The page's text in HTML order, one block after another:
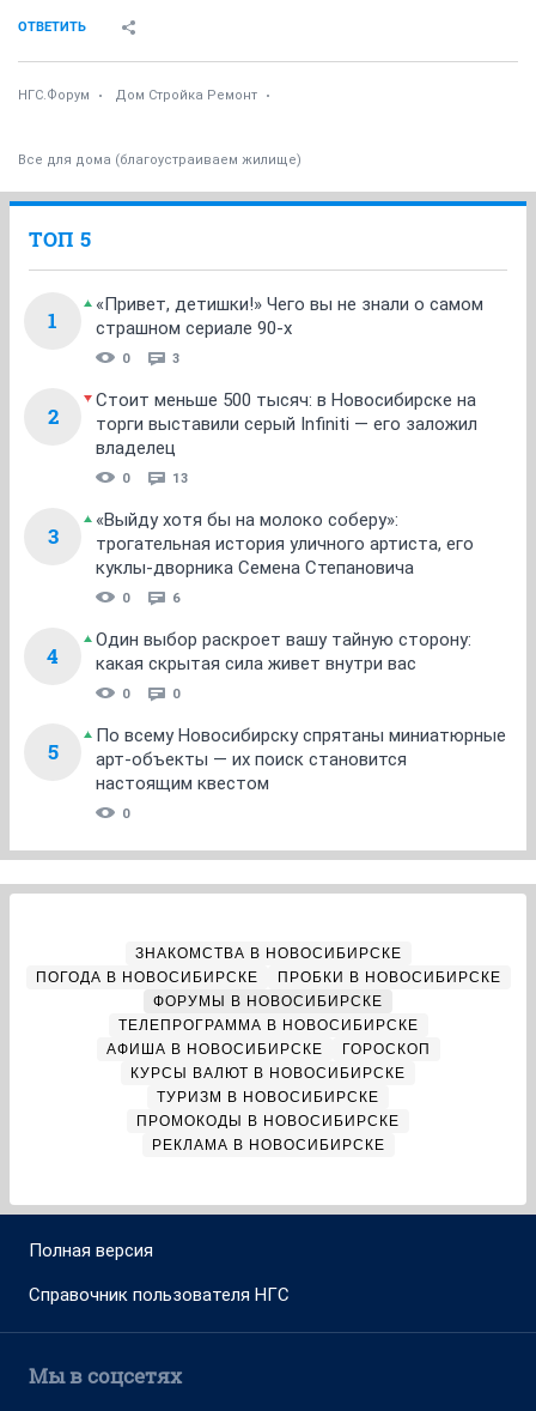
ОТВЕТИТЬ
НГС.Форум Дом Стройка Ремонт
Все для дома (благоустраиваем жилище)
ТОП 5
1
«Привет, детишки!» Чего вы не знали о самом
страшном сериале 90-х
0 3
2
Стоит меньше 500 тысяч: в Новосибирске на
торги выставили серый Infiniti — его заложил
владелец
0 13
3
«Выйду хотя бы на молоко соберу»:
трогательная история уличного артиста, его
куклы-дворника Семена Степановича
0 6
4
Один выбор раскроет вашу тайную сторону:
какая скрытая сила живет внутри вас
0 0
5
По всему Новосибирску спрятаны миниатюрные
арт-объекты — их поиск становится
настоящим квестом
0
ЗНАКОМСТВА В НОВОСИБИРСКЕ
ПОГОДА В НОВОСИБИРСКЕ
ПРОБКИ В НОВОСИБИРСКЕ
ФОРУМЫ В НОВОСИБИРСКЕ
ТЕЛЕПРОГРАММА В НОВОСИБИРСКЕ
АФИША В НОВОСИБИРСКЕ
ГОРОСКОП
КУРСЫ ВАЛЮТ В НОВОСИБИРСКЕ
ТУРИЗМ В НОВОСИБИРСКЕ
ПРОМОКОДЫ В НОВОСИБИРСКЕ
РЕКЛАМА В НОВОСИБИРСКЕ
Полная версия
Справочник пользователя НГС
Мы в соцсетях